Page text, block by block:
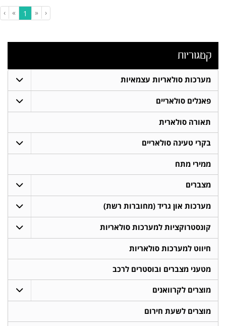
‹
«
1
»
›
קטגוריות
מערכות סולאריות עצמאיות
פאנלים סולאריים
תאורה סולארית
בקרי טעינה סולאריים
ממירי מתח
מצברים
מערכות און גריד (מחוברות רשת)
קונסטרוקציות למערכות סולאריות
חיווט למערכות סולאריות
מטעני מצברים ובוסטרים לרכב
מוצרים לקרוואנים
מוצרים לשעת חירום